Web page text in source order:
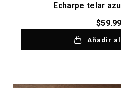
Echarpe telar
$
Añadir